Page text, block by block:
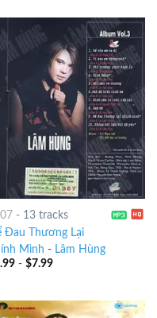
- 13 tracks
Đau Thương Lại
Mình - Lâm Hùng
- $7.99